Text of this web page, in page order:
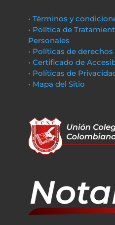
• Términos y
• Política de
Personales
• Políticas de
• Certificado de
• Políticas de
• Mapa del Sitio